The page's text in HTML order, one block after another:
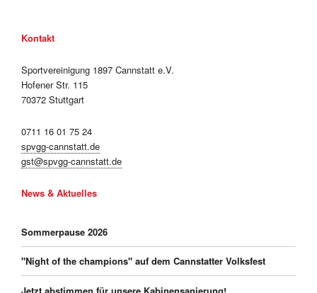
Kontakt
Sportvereinigung 1897 Cannstatt e.V.
Hofener Str. 115
70372 Stuttgart
0711 16 01 75 24
spvgg-cannstatt.de
gst@spvgg-cannstatt.de
News & Aktuelles
Sommerpause 2026
"Night of the champions" auf dem Cannstatter Volksfest